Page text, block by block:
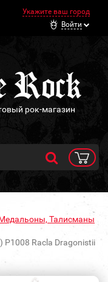
Укажите ваш город
Войти
рок-магазин
Талисманы
P1008 Racla Dragonistii